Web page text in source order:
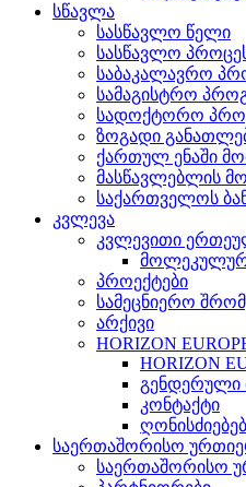
სწავლა
სასწავლო წელი
სასწავლო
საბაკალავრო
სამაგისტრო
სადოქტორო
ზოგადი
ქართულ ენაში
მასწავლებლის
საქართველოს
კვლევა
კვლევითი
პროექტები
სამეცნიერო
არქივი
HORIZON
HORIZON
გენდერული
კონტაქტი
საერთაშორისო
საერთაშორისო